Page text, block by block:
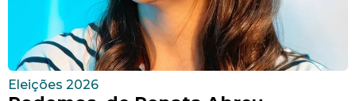
Eleições 2026